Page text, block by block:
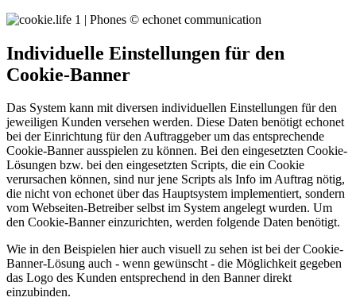
Individuelle Einstellungen für den
Cookie-Banner
Das System kann mit diversen individuellen Einstellungen für den
jeweiligen Kunden versehen werden. Diese Daten benötigt echonet
bei der Einrichtung für den Auftraggeber um das entsprechende
Cookie-Banner ausspielen zu können. Bei den eingesetzten Cookie-
Lösungen bzw. bei den eingesetzten Scripts, die ein Cookie
verursachen können, sind nur jene Scripts als Info im Auftrag nötig,
die nicht von echonet über das Hauptsystem implementiert, sondern
vom Webseiten-Betreiber selbst im System angelegt wurden. Um
den Cookie-Banner einzurichten, werden folgende Daten benötigt.
Wie in den Beispielen hier auch visuell zu sehen ist bei der Cookie-
Banner-Lösung auch - wenn gewünscht - die Möglichkeit gegeben
das Logo des Kunden entsprechend in den Banner direkt
einzubinden.